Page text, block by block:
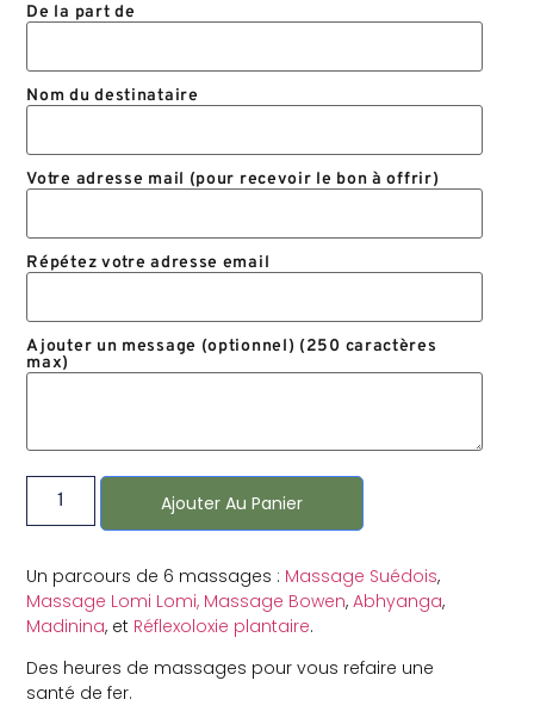
De la part de
Nom du destinataire
Votre adresse mail (pour recevoir le bon à offrir)
Répétez votre adresse email
Ajouter un message (optionnel) (250 caractères
max)
Ajouter Au Panier
Un parcours de 6 massages : Massage Suédois,
Massage Lomi Lomi, Massage Bowen,Abhyanga,
Madinina, et Réflexoloxie plantaire.
Des heures de massages pour vous refaire une
santé de fer.